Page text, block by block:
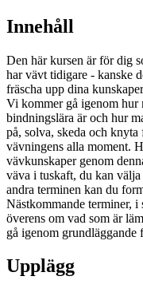
Innehåll
Den här kursen är för dig
har vävt tidigare - kanske
fräscha upp dina
Vi kommer gå igenom hur
bindningslära är och hur
på, solva, skeda och
vävningens alla moment.
vävkunskaper genom
väva i tuskaft, du kan
andra terminen kan du
Nästkommande terminer, i
överens om vad som är
gå igenom grundläggande
Upplägg